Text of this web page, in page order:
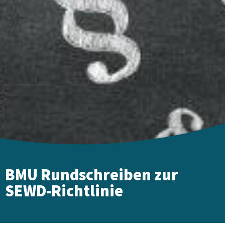
BMU Rundschreiben zur
SEWD-Richtlinie